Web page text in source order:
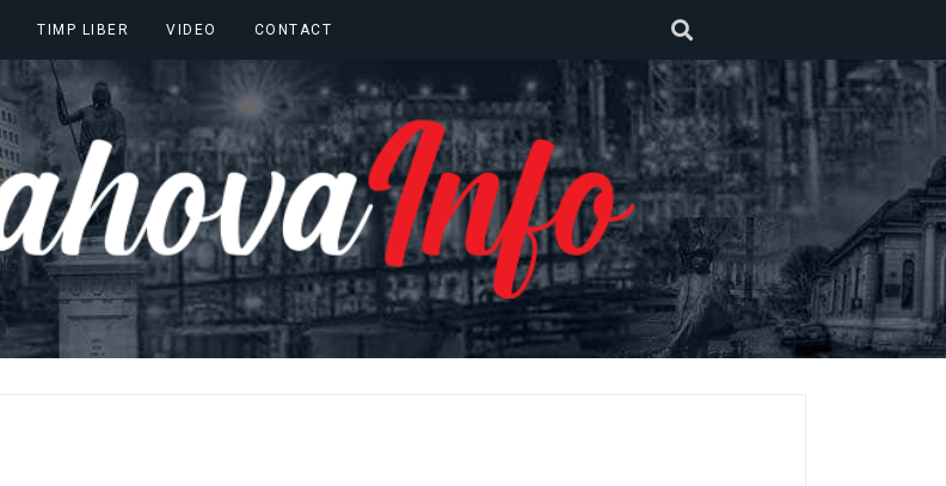
TIMP LIBER VIDEO CONTACT